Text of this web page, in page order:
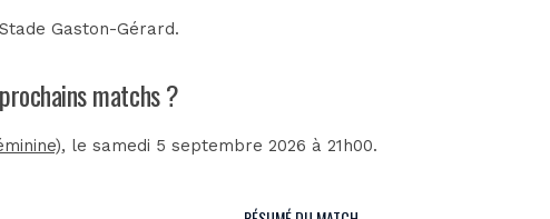
Stade Gaston-Gérard.
matchs ?
, le samedi 5 septembre 2026 à 21h00.